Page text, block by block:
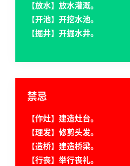
【放水】放水灌溉。
【开池】开挖水池。
【掘井】开掘水井。
禁忌
【作灶】建造灶台。
【理发】修剪头发。
【造桥】建造桥梁。
【行丧】举行丧礼。